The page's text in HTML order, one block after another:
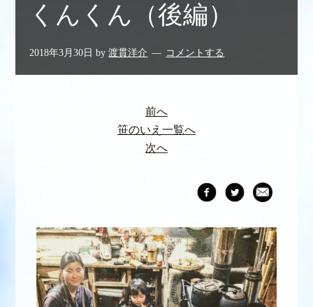
くんくん（後編）
2018年3月30日 by渡貫洋介 コメントする
前へ
笹のいえ一覧へ
次へ